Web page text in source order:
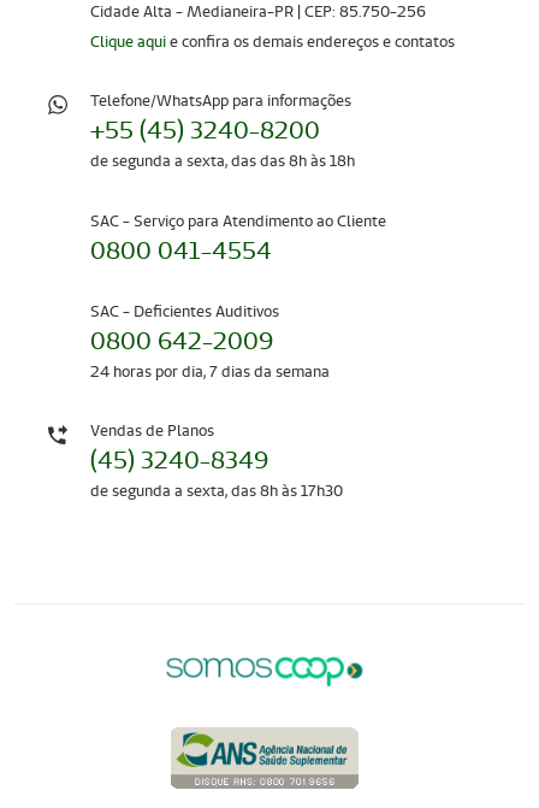
Cidade Alta - Medianeira-PR | CEP: 85.750-256
Clique aquie confira os demais endereços e contatos
Telefone/WhatsApp para informações
+55 (45) 3240-8200
de segunda a sexta, das das 8h às 18h
SAC - Serviço para Atendimento ao Cliente
0800 041-4554
SAC - Deficientes Auditivos
0800 642-2009
24 horas por dia, 7 dias da semana
Vendas de Planos
(45) 3240-8349
de segunda a sexta, das 8h às 17h30